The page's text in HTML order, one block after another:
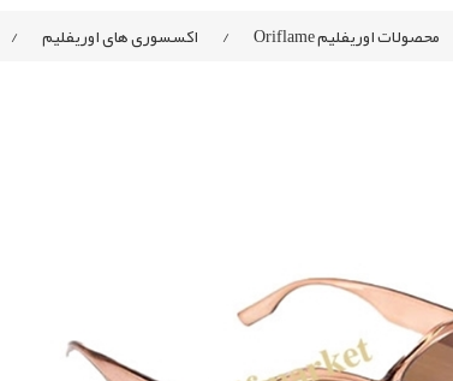
محصولات اوریفلیم Oriflame / اکسسوری های اوریفلیم /